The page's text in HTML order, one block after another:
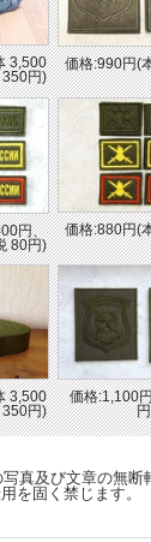
3,500
円)
価格:990円(
円、
80円)
価格:880円(
3,500
円)
価格:1,100
真及び文章の無断
を固く禁じます。